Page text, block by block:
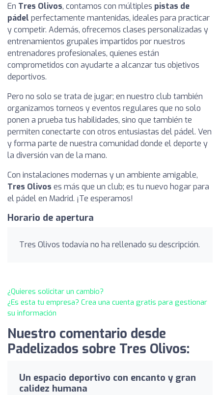
En Tres Olivos, contamos con múltiples pistas de
pádel perfectamente mantenidas, ideales para practicar
y competir. Además, ofrecemos clases personalizadas y
entrenamientos grupales impartidos por nuestros
entrenadores profesionales, quienes están
comprometidos con ayudarte a alcanzar tus objetivos
deportivos.
Pero no solo se trata de jugar; en nuestro club también
organizamos torneos y eventos regulares que no solo
ponen a prueba tus habilidades, sino que también te
permiten conectarte con otros entusiastas del pádel. Ven
y forma parte de nuestra comunidad donde el deporte y
la diversión van de la mano.
Con instalaciones modernas y un ambiente amigable,
Tres Olivos es más que un club; es tu nuevo hogar para
el pádel en Madrid. ¡Te esperamos!
Horario de apertura
Tres Olivos todavía no ha rellenado su descripción.
¿Quieres solicitar un cambio?
¿Es esta tu empresa? Crea una cuenta gratis para gestionar
su información
Nuestro comentario desde
Padelizados sobre Tres Olivos:
Un espacio deportivo con encanto y gran
calidez humana